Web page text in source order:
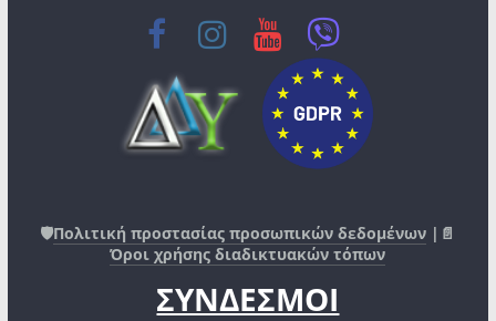
🛡️Πολιτική προστασίας προσωπικών δεδομένων |📄
Όροι χρήσης διαδικτυακών τόπων
ΣΥΝΔΕΣΜΟΙ